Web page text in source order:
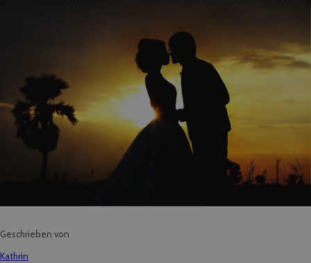
Geschrieben von
Kathrin